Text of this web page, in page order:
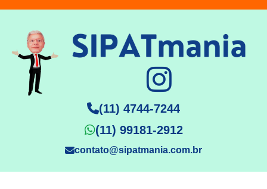
(11) 4744-7244
(11) 99181-2912
contato@sipatmania.com.br